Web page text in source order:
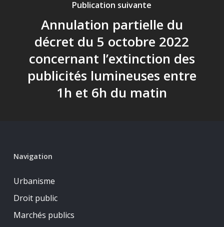
Publication suivante
Annulation partielle du
décret du 5 octobre 2022
concernant l’extinction des
publicités lumineuses entre
1h et 6h du matin
Navigation
Urbanisme
Droit public
Marchés publics